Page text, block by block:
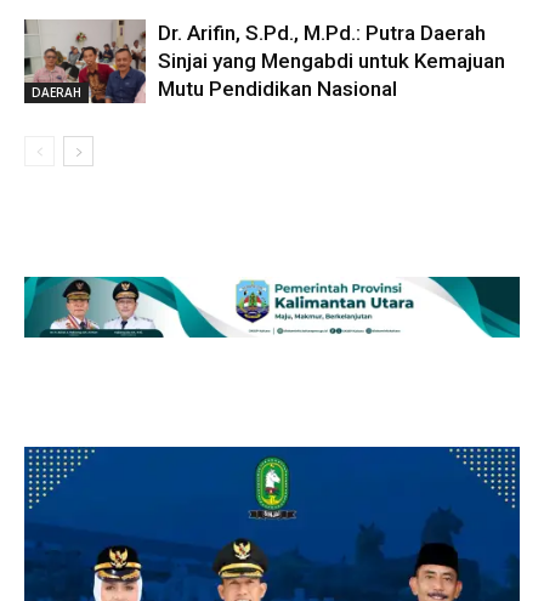
DAERAH
Dr. Arifin, S.Pd., M.Pd.: Putra Daerah
Sinjai yang Mengabdi untuk Kemajuan
Mutu Pendidikan Nasional